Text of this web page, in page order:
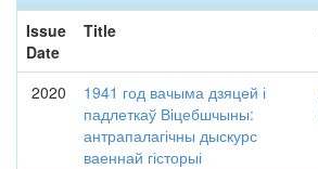
Issue
Date
Title
2020
1941 год вачыма дзяцей і
падлеткаў Віцебшчыны:
антрапалагічны дыскурс
ваеннай гісторыі